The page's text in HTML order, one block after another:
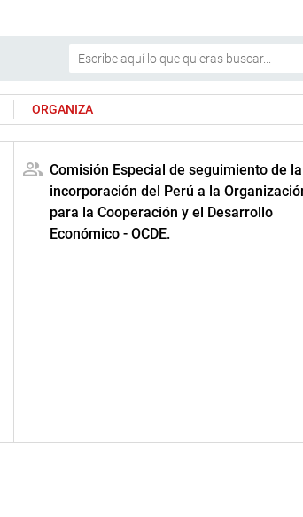
ORGANIZA
Comisión Especial de seguimiento de la
incorporación del Perú a la
para la Cooperación y el Desarrollo
Económico - OCDE.